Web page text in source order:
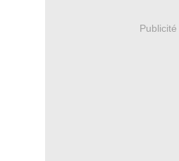
Publicité